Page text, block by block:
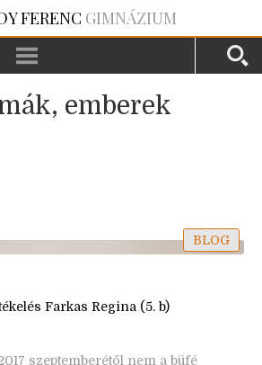
FERENC GIMNÁZIUM
emberek
BLOG
Farkas Regina (5. b)
szeptemberétől nem a büfé